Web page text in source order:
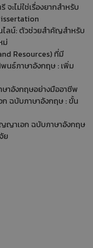
ะไม่ใช่เรื่องยากสำหรับ
ไลน์: ตัวช่วยสำคัญสำหรับ
ม่
Resources) ที่มี
นธ์ภาษาอังกฤษ : เพิ่ม
าอังกฤษอย่างมืออาชีพ
ฉบับภาษาอังกฤษ : ขั้น
ญาเอก ฉบับภาษาอังกฤษ
ย